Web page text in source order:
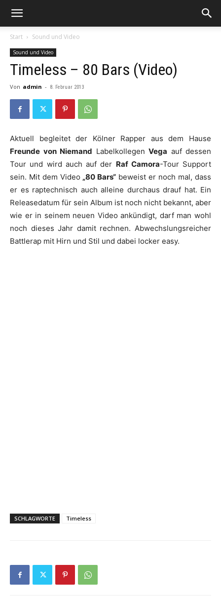
Start Sound und Video
Sound und Video
Timeless – 80 Bars (Video)
Von admin - 8. Februar 2013
Aktuell begleitet der Kölner Rapper aus dem Hause
Freunde von Niemand Labelkollegen Vega auf dessen
Tour und wird auch auf der Raf Camora-Tour Support
sein. Mit dem Video „80 Bars“ beweist er noch mal, dass
er es raptechnisch auch alleine durchaus drauf hat. Ein
Releasedatum für sein Album ist noch nicht bekannt, aber
wie er in seinem neuen Video ankündigt, darf man wohl
noch dieses Jahr damit rechnen. Abwechslungsreicher
Battlerap mit Hirn und Stil und dabei locker easy.
SCHLAGWORTE Timeless